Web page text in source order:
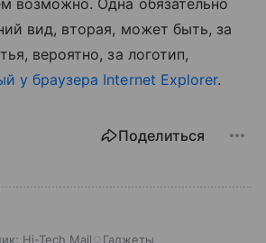
возможно. Одна обязательно
вид, вторая, может быть, за
вероятно, за логотип,
у браузера Internet Explorer.
Поделиться
Hi-Tech Mail Гаджеты